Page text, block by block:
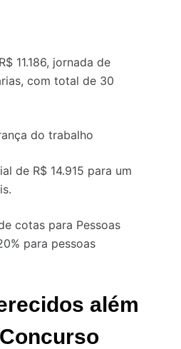
11.186, jornada de
com total de 30
do trabalho
de R$ 14.915 para um
cotas para Pessoas
para pessoas
além